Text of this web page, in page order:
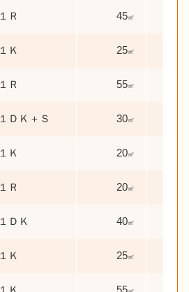
１Ｒ 45㎡
１Ｋ 25㎡
１Ｒ 55㎡
１ＤＫ＋Ｓ 30㎡
１Ｋ 20㎡
１Ｒ 20㎡
１ＤＫ 40㎡
１Ｋ 25㎡
１Ｋ 55